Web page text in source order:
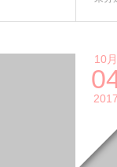
10月
2017